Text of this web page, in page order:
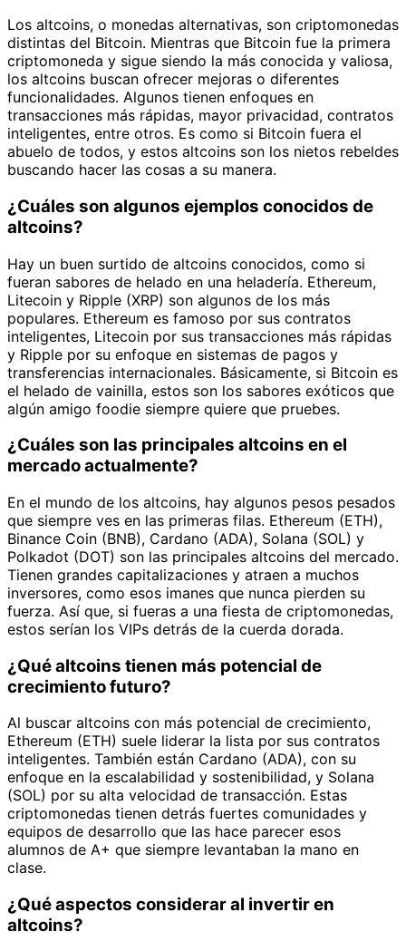
Los altcoins, o monedas alternativas, son criptomonedas
distintas del Bitcoin. Mientras que Bitcoin fue la primera
criptomoneda y sigue siendo la más conocida y valiosa,
los altcoins buscan ofrecer mejoras o diferentes
funcionalidades. Algunos tienen enfoques en
transacciones más rápidas, mayor privacidad, contratos
inteligentes, entre otros. Es como si Bitcoin fuera el
abuelo de todos, y estos altcoins son los nietos rebeldes
buscando hacer las cosas a su manera.
¿Cuáles son algunos ejemplos conocidos de
altcoins?
Hay un buen surtido de altcoins conocidos, como si
fueran sabores de helado en una heladería. Ethereum,
Litecoin y Ripple (XRP) son algunos de los más
populares. Ethereum es famoso por sus contratos
inteligentes, Litecoin por sus transacciones más rápidas
y Ripple por su enfoque en sistemas de pagos y
transferencias internacionales. Básicamente, si Bitcoin es
el helado de vainilla, estos son los sabores exóticos que
algún amigo foodie siempre quiere que pruebes.
¿Cuáles son las principales altcoins en el
mercado actualmente?
En el mundo de los altcoins, hay algunos pesos pesados
que siempre ves en las primeras filas. Ethereum (ETH),
Binance Coin (BNB), Cardano (ADA), Solana (SOL) y
Polkadot (DOT) son las principales altcoins del mercado.
Tienen grandes capitalizaciones y atraen a muchos
inversores, como esos imanes que nunca pierden su
fuerza. Así que, si fueras a una fiesta de criptomonedas,
estos serían los VIPs detrás de la cuerda dorada.
¿Qué altcoins tienen más potencial de
crecimiento futuro?
Al buscar altcoins con más potencial de crecimiento,
Ethereum (ETH) suele liderar la lista por sus contratos
inteligentes. También están Cardano (ADA), con su
enfoque en la escalabilidad y sostenibilidad, y Solana
(SOL) por su alta velocidad de transacción. Estas
criptomonedas tienen detrás fuertes comunidades y
equipos de desarrollo que las hace parecer esos
alumnos de A+ que siempre levantaban la mano en
clase.
¿Qué aspectos considerar al invertir en
altcoins?